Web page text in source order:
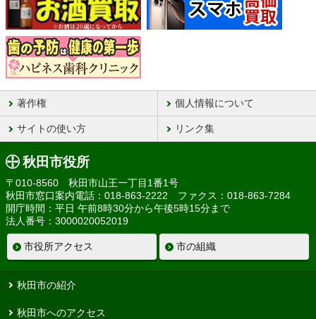
著作権 個人情報について
サイトの使い方 リンク集
秋田市役所
〒010-8560 秋田市山王一丁目1番1号
秋田市窓口案内電話：018-863-2222 ファクス：018-863-7284
開庁時間：平日 午前8時30分から午後5時15分まで
法人番号：3000020052019
市役所アクセス 市の組織
秋田市の紹介
秋田市へのアクセス